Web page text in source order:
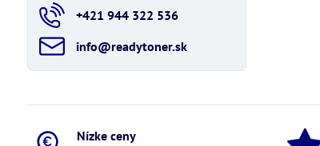
+421 944 322 536
info​@readytoner​.sk
Nízke ceny